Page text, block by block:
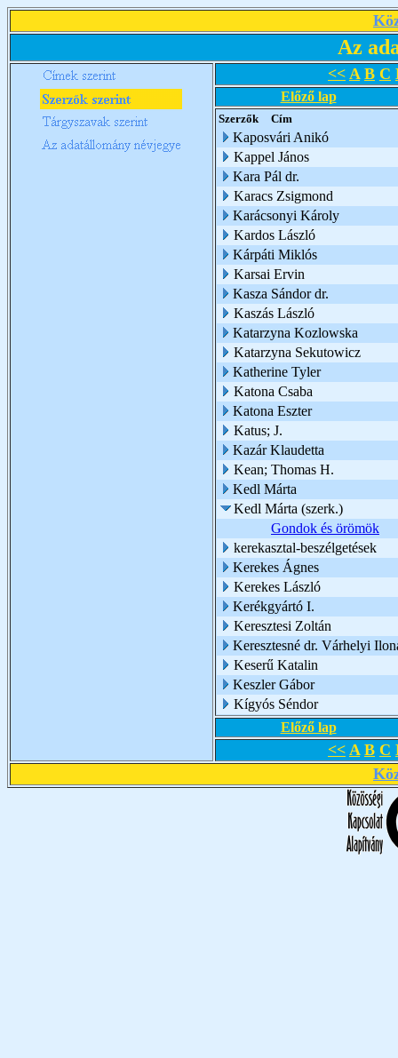
Az
<< A B C
Előző lap
Szerzők Cím
Kaposvári Anikó
Kappel János
Kara Pál dr.
Karacs Zsigmond
Karácsonyi Károly
Kardos László
Kárpáti Miklós
Karsai Ervin
Kasza Sándor dr.
Kaszás László
Katarzyna Kozlowska
Katarzyna Sekutowicz
Katherine Tyler
Katona Csaba
Katona Eszter
Katus; J.
Kazár Klaudetta
Kean; Thomas H.
Kedl Márta
Kedl Márta (szerk.)
Gondok és örömök
kerekasztal-beszélgetések
Kerekes Ágnes
Kerekes László
Kerékgyártó I.
Keresztesi Zoltán
Keresztesné dr. Várhelyi
Keserű Katalin
Keszler Gábor
Kígyós Séndor
Előző lap
<< A B C